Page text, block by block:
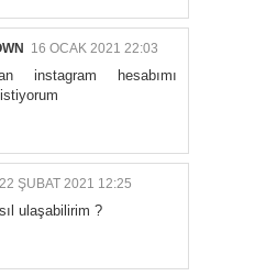
16 OCAK 2021 22:03
instagram hesabımı
22 ŞUBAT 2021 12:25
ulaşabilirim ?